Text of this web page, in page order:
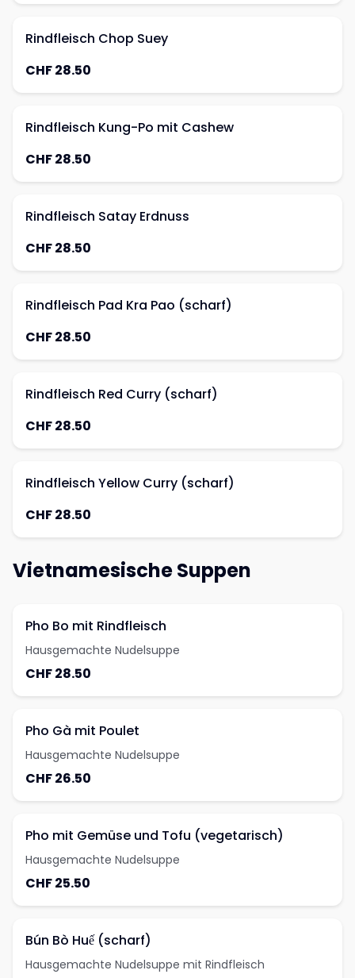
Rindfleisch Chop Suey
CHF 28.50
Rindfleisch Kung-Po mit Cashew
CHF 28.50
Rindfleisch Satay Erdnuss
CHF 28.50
Rindfleisch Pad Kra Pao (scharf)
CHF 28.50
Rindfleisch Red Curry (scharf)
CHF 28.50
Rindfleisch Yellow Curry (scharf)
CHF 28.50
Vietnamesische Suppen
Pho Bo mit Rindfleisch
Hausgemachte Nudelsuppe
CHF 28.50
Pho Gà mit Poulet
Hausgemachte Nudelsuppe
CHF 26.50
Pho mit Gemüse und Tofu (vegetarisch)
Hausgemachte Nudelsuppe
CHF 25.50
Bún Bò Huế (scharf)
Hausgemachte Nudelsuppe mit Rindfleisch